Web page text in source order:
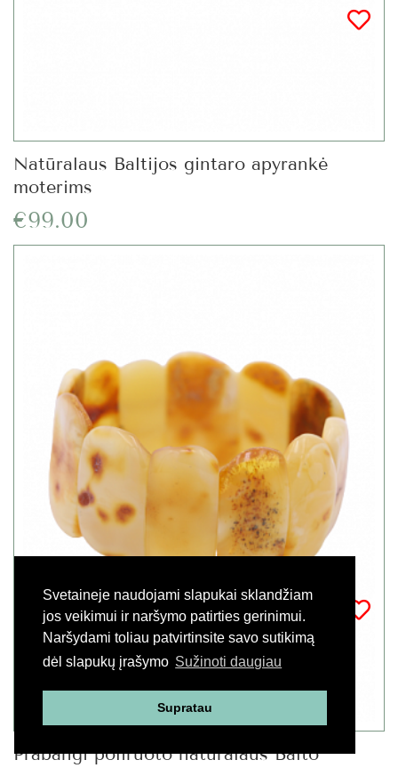
Svetaineje naudojami slapukai sklandžiam
jos veikimui ir naršymo patirties gerinimui.
Naršydami toliau patvirtinsite savo sutikimą
dėl slapukų įrašymo Sužinoti daugiau
Supratau
Natūralaus Baltijos gintaro apyrankė
moterims
€99.00
Prabangi poliruoto natūralaus Balto